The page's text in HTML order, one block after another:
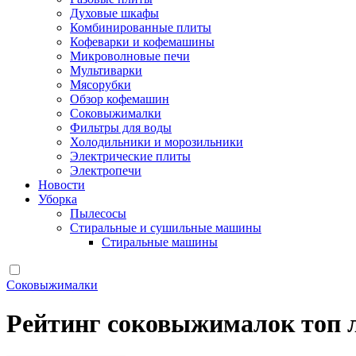
Духовые шкафы
Комбинированные плиты
Кофеварки и кофемашины
Микроволновые печи
Мультиварки
Мясорубки
Обзор кофемашин
Соковыжималки
Фильтры для воды
Холодильники и морозильники
Электрические плиты
Электропечи
Новости
Уборка
Пылесосы
Стиральные и сушильные машины
Стиральные машины
Соковыжималки
Рейтинг соковыжималок топ